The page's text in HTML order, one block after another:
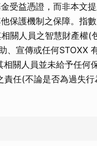
受益憑證，而非本文
保護機制之保障。指
關人員之智慧財產權(
、宣傳或任何STOXX
關人員並未給予任何
責任(不論是否為過失行